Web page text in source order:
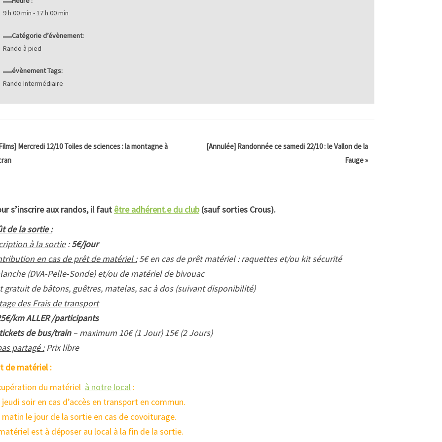
9 h 00 min - 17 h 00 min
Catégorie d’évènement:
Rando à pied
évènement Tags:
Rando Intermédiaire
Mercredi 12/10 Toiles de sciences : la montagne à
[Annulée] Randonnée ce samedi 22/10 : le Vallon de la
Fauge»
s’inscrire aux randos, il faut être adhérent.e du club(sauf sorties Crous).
de la sortie :
à la sortie:5€/jour
en cas de prêt de matériel :5€ en cas de prêt matériel : raquettes et/ou kit sécurité
(DVA-Pelle-Sonde) et/ou de matériel de bivouac
gratuit de bâtons, guêtres, matelas, sac à dos (suivant disponibilité)
des Frais de transport
km ALLER /participants
tickets de bus/train– maximum 10€ (1 Jour) 15€ (2 Jours)
partagé :Prix libre
de matériel :
du matériel à notre local :
jeudi soir en cas d’accès en transport en commun.
matin le jour de la sortie en cas de covoiturage.
est à déposer au local à la fin de la sortie.